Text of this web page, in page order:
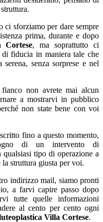
ci sforziamo per dare sempre
prima, durante e dopo
Cortese, ma soprattutto ci
fiducia in maniera tale che
senza sorprese e nel
non avrete mai alcun
a mostrarvi in pubblico
non state bene con voi
fino a questo momento,
di un intervento di
tipo di operazione a
struttura giusta per voi.
indirizzo mail, siamo pronti
a farvi capire passo dopo
tutte quelle informazioni
al cento per cento ogni
Villa Cortese.